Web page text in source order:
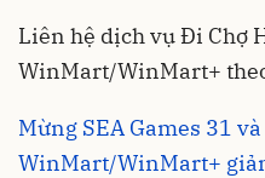
Liên hệ dịch vụ Đi Chợ
WinMart/WinMart+
Mừng SEA Games 31
WinMart/WinMart+